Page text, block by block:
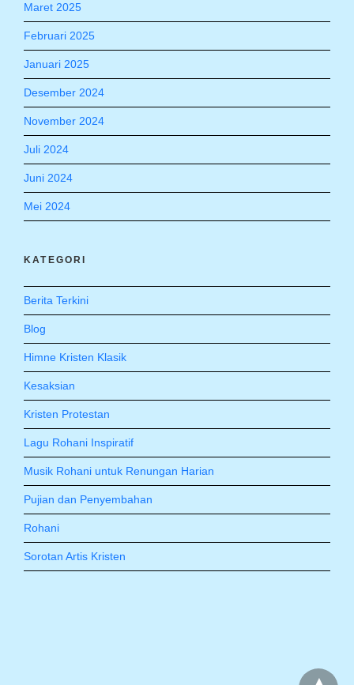
Maret 2025
Februari 2025
Januari 2025
Desember 2024
November 2024
Juli 2024
Juni 2024
Mei 2024
KATEGORI
Berita Terkini
Blog
Himne Kristen Klasik
Kesaksian
Kristen Protestan
Lagu Rohani Inspiratif
Musik Rohani untuk Renungan Harian
Pujian dan Penyembahan
Rohani
Sorotan Artis Kristen